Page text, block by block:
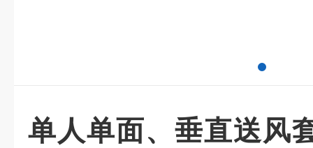
单人单面、垂直送风